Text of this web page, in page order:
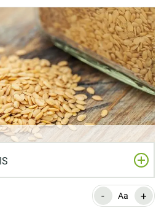
der Welt - Aa +